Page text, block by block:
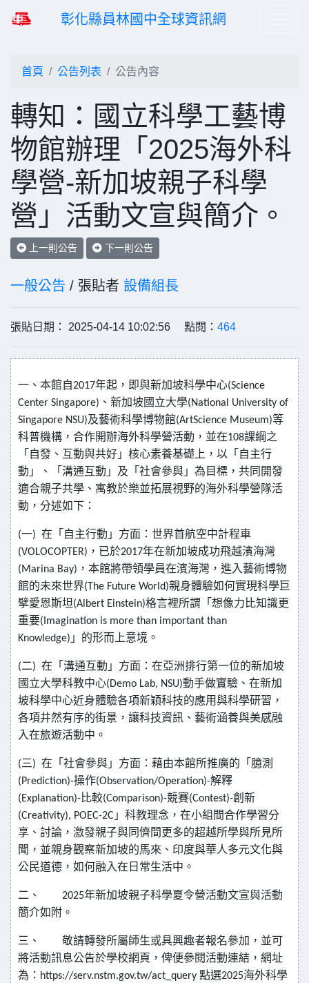
彰化縣員林國中全球資訊網
首頁 公告列表 公告內容
轉知：國立科學工藝博
物館辦理「2025海外科
學營-新加坡親子科學
營」活動文宣與簡介。
上一則公告 下一則公告
一般公告 / 張貼者 設備組長
張貼日期： 2025-04-14 10:02:56 點閱： 464
一、本館自2017年起，即與新加坡科學中心(Science
Center Singapore) 、新加坡國立大學(National University of
Singapore NSU)及藝術科學博物館(ArtScience Museum)等
科普機構，合作開辦海外科學營活動，並在108課綱之
「自發、互動與共好」核心素養基礎上，以「自主行
動」、「溝通互動」及「社會參與」為目標，共同開發
適合親子共學、寓教於樂並拓展視野的海外科學營隊活
動，分述如下：
(一) 在「自主行動」方面：世界首航空中計程車
(VOLOCOPTER) ，已於2017年在新加坡成功飛越濱海灣
(Marina Bay) ，本館將帶領學員在濱海灣，進入藝術博物
館的未來世界(The Future World)親身體驗如何實現科學巨
擘愛恩斯坦(Albert Einstein)格言裡所謂「想像力比知識更
重要(Imagination is more than important than
Knowledge) 」的形而上意境。
(二) 在「溝通互動」方面：在亞洲排行第一位的新加坡
國立大學科教中心(Demo Lab, NSU)動手做實驗、在新加
坡科學中心近身體驗各項新穎科技的應用與科學研習，
各項井然有序的街景，讓科技資訊、藝術涵養與美感融
入在旅遊活動中。
(三) 在「社會參與」方面：藉由本館所推廣的「臆測
(Prediction)-操作(Observation/Operation)-解釋
(Explanation)-比較(Comparison)-競賽(Contest)-創新
(Creativity), POEC-2C 」科教理念，在小組間合作學習分
享、討論，激發親子與同儕間更多的超越所學與所見所
聞，並親身觀察新加坡的馬來、印度與華人多元文化與
公民道德，如何融入在日常生活中。
二、 2025年新加坡親子科學夏令營活動文宣與活動
簡介如附。
三、
敬請轉發所屬師生或具興趣者報名參加，並可
將活動訊息公告於學校網頁，俾便參閱活動連結，網址
為： https://serv.nstm.gov.tw/act_query 點選2025海外科學